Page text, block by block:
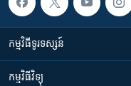
កម្មវិធី​ទូរទស្សន៍
កម្មវិធី​វិទ្យុ